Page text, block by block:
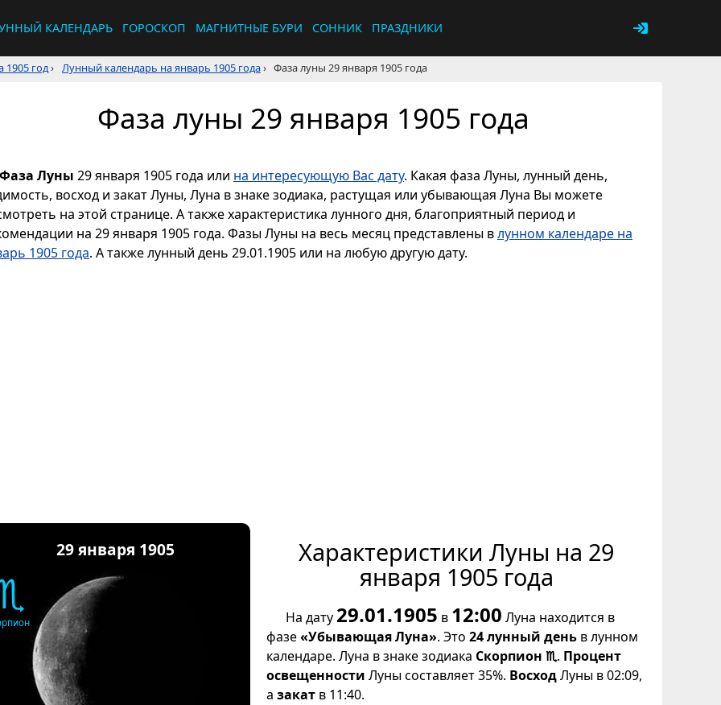
КАЛЕНДАРЬ ГОРОСКОП МАГНИТНЫЕ БУРИ СОННИК ПРАЗДНИКИ
1905 год› Лунный календарь на январь 1905 года› Фаза луны 29 января 1905 года
Фаза луны 29 января 1905 года
Фаза Луны 29 января 1905 года или на интересующую Вас дату. Какая фаза Луны, лунный день,
восход и закат Луны, Луна в знаке зодиака, растущая или убывающая Луна Вы можете
на этой странице. А также характеристика лунного дня, благоприятный период и
на 29 января 1905 года. Фазы Луны на весь месяц представлены влунном календаре на
1905 года. А также лунный день 29.01.1905 или на любую другую дату.
29 января 1905 Характеристики Луны на 29
января 1905 года
На дату 29.01.1905 в 12:00 Луна находится в
фазе«Убывающая Луна». Это 24 лунный день в лунном
календаре. Луна в знаке зодиака Скорпион ♏. Процент
освещенности Луны составляет 35%. ВосходЛуны в 02:09,
а закат в 11:40.